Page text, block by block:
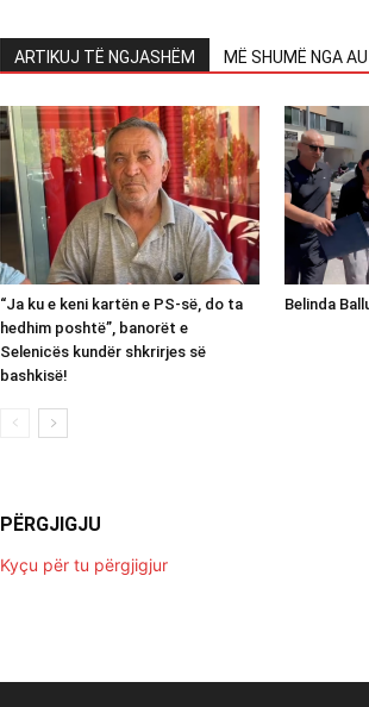
ARTIKUJ TË NGJASHËM MË SHUMË NGA
“Ja ku e keni kartën e PS-së, do ta
hedhim poshtë”, banorët e
Selenicës kundër shkrirjes së
bashkisë!
Belinda
PËRGJIGJU
Kyçu për tu përgjigjur